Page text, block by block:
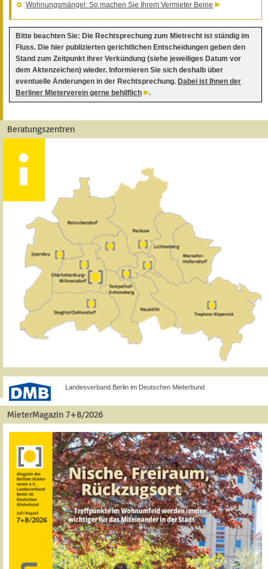
Wohnungsmängel: So machen Sie Ihrem Vermieter Beine
Bitte beachten Sie: Die Rechtsprechung zum Mietrecht ist ständig im
Fluss. Die hier publizierten gerichtlichen Entscheidungen geben den
Stand zum Zeitpunkt ihrer Verkündung (siehe jeweiliges Datum vor
dem Aktenzeichen) wieder. Informieren Sie sich deshalb über
eventuelle Änderungen in der Rechtsprechung. Dabei ist Ihnen der
Berliner Mieterverein gerne behilflich
.
Beratungszentren
Landesverband Berlin im Deutschen Mieterbund
MieterMagazin 7+8/2026